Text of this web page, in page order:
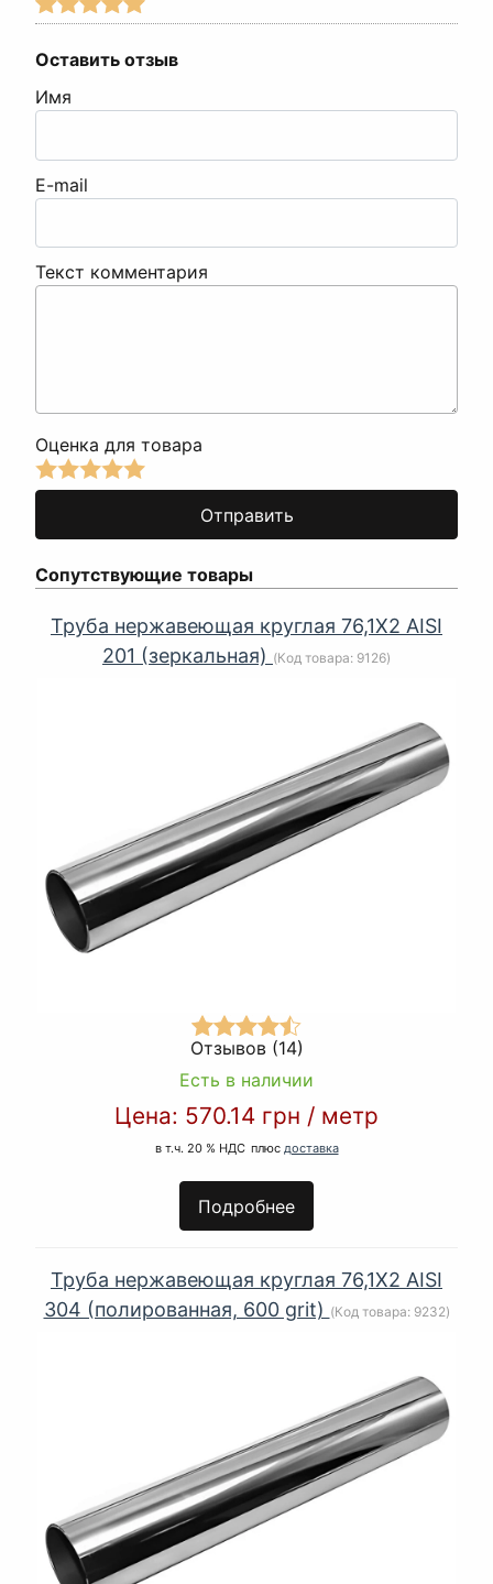
Оставить отзыв
Имя
E-mail
Текст комментария
Оценка для товара
Сопутствующие товары
Труба нержавеющая круглая 76,1Х2 AISI
201 (зеркальная) (Код товара: 9126)
Отзывов (14)
Есть в наличии
Цена: 570.14 грн / метр
в т.ч. 20 % НДС плюс доставка
Подробнее
Труба нержавеющая круглая 76,1Х2 AISI
304 (полированная, 600 grit) (Код товара: 9232)